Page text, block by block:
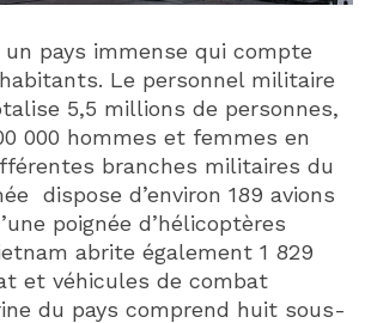
pays immense qui compte
Le personnel militaire
5,5 millions de personnes,
000 hommes et femmes en
branches militaires du
dispose d’environ 189 avions
poignée d’hélicoptères
abrite également 1 829
et véhicules de combat
du pays comprend huit sous-